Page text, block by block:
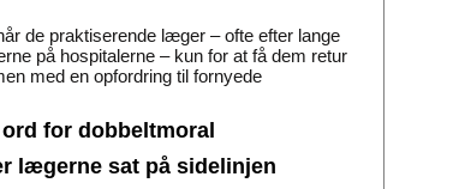
de praktiserende læger – ofte efter lange
på hospitalerne – kun for at få dem retur
med en opfordring til fornyede
for dobbeltmoral
lægerne sat på sidelinjen